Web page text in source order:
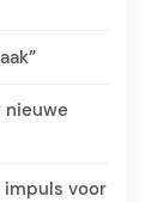
nieuwe
impuls voor